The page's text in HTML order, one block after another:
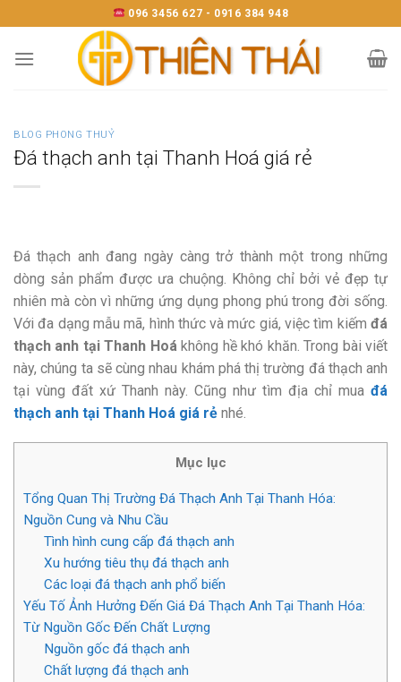
to
content
096 3456 627 - 0916 384 948
BLOG PHONG THUỶ
Đá thạch anh tại Thanh Hoá giá rẻ
Đá thạch anh đang ngày càng trở thành một trong những
dòng sản phẩm được ưa chuộng. Không chỉ bởi vẻ đẹp tự
nhiên mà còn vì những ứng dụng phong phú trong đời sống.
Với đa dạng mẫu mã, hình thức và mức giá, việc tìm kiếm đá
thạch anh tại Thanh Hoá không hề khó khăn. Trong bài viết
này, chúng ta sẽ cùng nhau khám phá thị trường đá thạch anh
tại vùng đất xứ Thanh này. Cũng như tìm địa chỉ mua đá
thạch anh tại Thanh Hoá giá rẻ nhé.
Mục lục
Tổng Quan Thị Trường Đá Thạch Anh Tại Thanh Hóa:
Nguồn Cung và Nhu Cầu
Tình hình cung cấp đá thạch anh
Xu hướng tiêu thụ đá thạch anh
Các loại đá thạch anh phổ biến
Yếu Tố Ảnh Hưởng Đến Giá Đá Thạch Anh Tại Thanh Hóa:
Từ Nguồn Gốc Đến Chất Lượng
Nguồn gốc đá thạch anh
Chất lượng đá thạch anh